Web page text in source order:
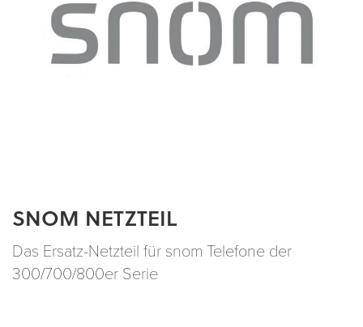
Zum
Anfang
der
springen
SNOM NETZTEIL
Das Ersatz-Netzteil für snom Telefone der
300/700/800er Serie